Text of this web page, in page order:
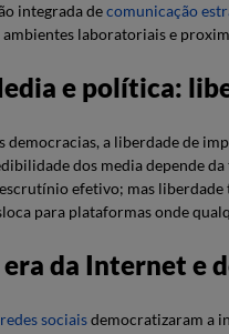
integrada decomunicação
ambientes laboratoriais e
e política:
democracias, a liberdade de
dos media depende
efetivo; mas
para plataformas onde
da Internet e
redes sociaisdemocratizaram a